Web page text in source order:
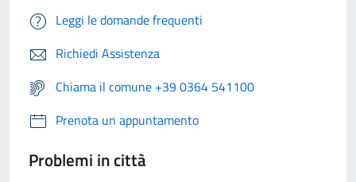
Leggi le domande frequenti
Richiedi Assistenza
Chiama il comune +39 0364 541100
Prenota un appuntamento
Problemi in città